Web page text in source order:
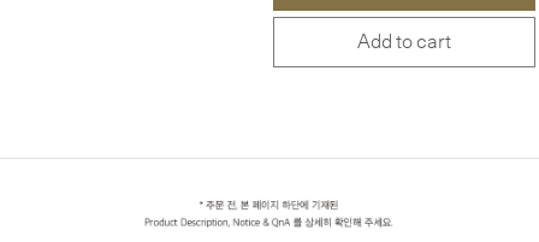
Add to cart